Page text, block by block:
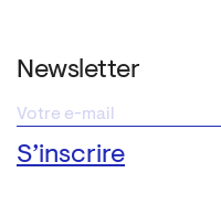
Newsletter